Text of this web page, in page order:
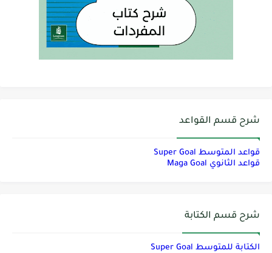
شرح قسم القواعد
قواعد المتوسط Super Goal
قواعد الثانوي Maga Goal
شرح قسم الكتابة
الكتابة للمتوسط Super Goal